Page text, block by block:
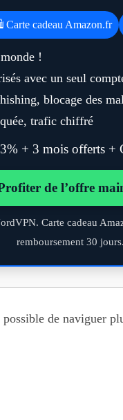
cadeau Amazon.fr
!
avec un seul
blocage des
trafic chiffré
+ 3 mois offerts +
de l’offre
Carte cadeau
remboursement 30 jours.
de naviguer